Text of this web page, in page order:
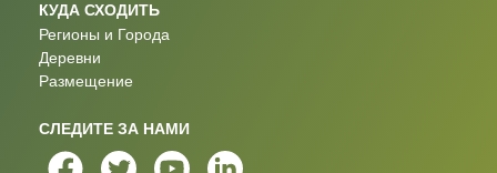
КУДА СХОДИТЬ
Регионы и Города
Деревни
Размещение
СЛЕДИТЕ ЗА НАМИ